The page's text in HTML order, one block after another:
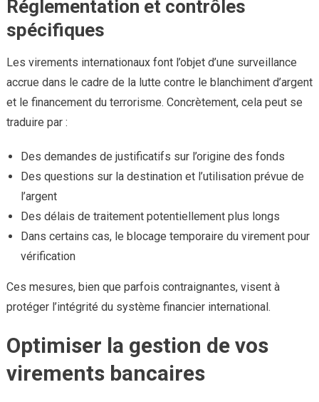
Réglementation et contrôles
spécifiques
Les virements internationaux font l’objet d’une surveillance
accrue dans le cadre de la lutte contre le blanchiment d’argent
et le financement du terrorisme. Concrètement, cela peut se
traduire par :
Des demandes de justificatifs sur l’origine des fonds
Des questions sur la destination et l’utilisation prévue de
l’argent
Des délais de traitement potentiellement plus longs
Dans certains cas, le blocage temporaire du virement pour
vérification
Ces mesures, bien que parfois contraignantes, visent à
protéger l’intégrité du système financier international.
Optimiser la gestion de vos
virements bancaires